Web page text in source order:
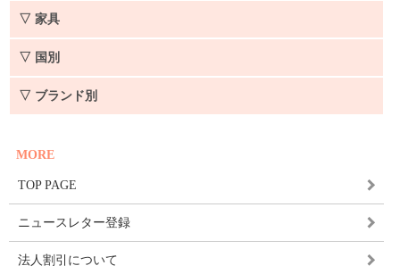
▽ 家具
▽ 国別
▽ ブランド別
MORE
TOP PAGE
ニュースレター登録
法人割引について